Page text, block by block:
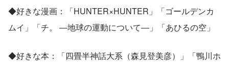
◆好きな漫画：「HUNTER×HUNTER」「ゴールデンカ
ムイ」「チ。 ―地球の運動について―」「あひるの空」
◆好きな本：「四畳半神話大系（森見登美彦）」「鴨川ホ